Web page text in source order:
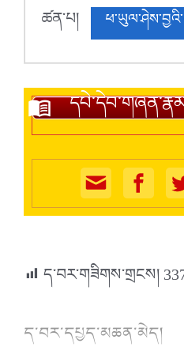
ཚན་པ།
ད་བར་གཟིགས་གྲངས།
ད་བར་དཔྱད་མཆན་མེད།